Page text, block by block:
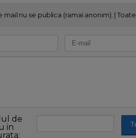
mail nu se publica (ramai anonim). |
de
in